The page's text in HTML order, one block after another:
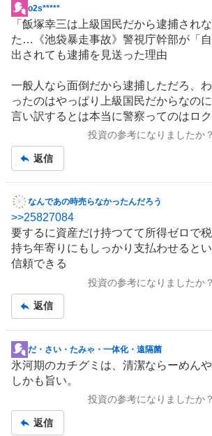
掲
板
記
o2s*****
「飯塚幸三は上級国民だから逮捕され
た…《池袋暴走事故》警視庁幹部が「
出されても逮捕を見送った理由
一般人なら面倒だから逮捕しただろ、
ったのはやっぱり上級国民だからなの
言い訳するとは本当に警察ってのはロ
投資の参考になりましたか？
返信
掲
示
板
記
事
なんであの時売らなかったんだろう
>>25827084
要するに資産だけ持つてて所得ゼロで
持ち年寄りにもしっかり支払わせると
信頼できる
投資の参考になりましたか？
返信
掲
示
板
だ・さい・たみゃ・一体化・遠隔菌
氷河期のカチグミは、清潔ならーめんや
しかも旨い。
投資の参考になりましたか？
返信